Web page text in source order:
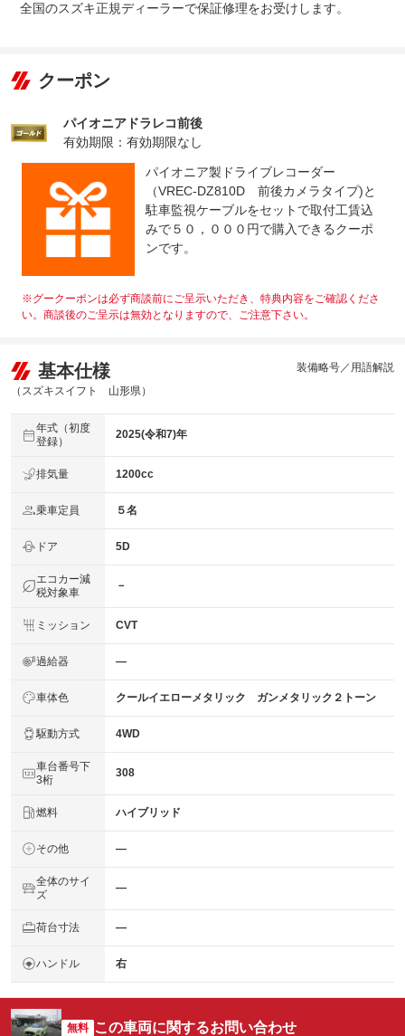
法定整備
※車検なし・車検整備付の場合は法定24ヶ月点検整備付
について
車をお届け致します（＾＾♪
全国のスズキ正規ディーラーで保証修理をお受けします。
クーポン
パイオニアドラレコ前後
有効期限：有効期限なし
パイオニア製ドライブレコーダー
（VREC-DZ810D 前後カメラタイプ)と
駐車監視ケーブルをセットで取付工賃込
みで５０，０００円で購入できるクーポ
ンです。
※グークーポンは必ず商談前にご呈示いただき、特典内容をご確認くださ
い。商談後のご呈示は無効となりますので、ご注意下さい。
基本仕様
（スズキスイフト 山形県）
装備略号／用語解説
年式（初度
登録）
2025(令和7)年
排気量 1200cc
乗車定員 ５名
ドア 5D
エコカー減
税対象車
－
ミッション CVT
過給器 ―
車体色 クールイエローメタリック ガンメタリック２トーン
駆動方式 4WD
車台番号下
3桁
308
燃料 ハイブリッド
その他 ―
全体のサイ
ズ
―
荷台寸法 ―
ハンドル 右
無料 この車両に関するお問い合わせ